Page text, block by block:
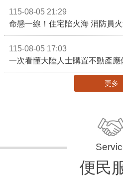
115-08-05 21:29
命懸一線！住宅陷火海 消防員
115-08-05 17:03
一次看懂大陸人士購置不動產應
更多
便民